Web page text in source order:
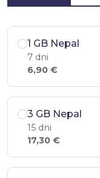
1 GB Nepal
7 dni
6,90 €
3 GB Nepal
15 dni
17,30 €